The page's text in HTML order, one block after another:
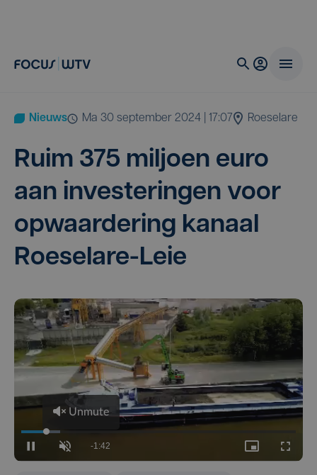
Nieuws ma 30 september 2024 | 17:07 Roeselare
Ruim 375 mil­joen euro
aan inves­te­rin­gen voor
opwaar­de­ring kanaal
Roeselare-Leie